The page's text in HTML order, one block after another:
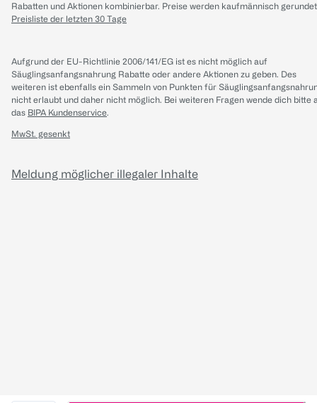
Rabatten und Aktionen kombinierbar. Preise werden kaufmännisch
Preisliste der letzten 30 Tage
Aufgrund der EU-Richtlinie 2006/141/EG ist es nicht möglich auf
Säuglingsanfangsnahrung Rabatte oder andere Aktionen zu geben. Des
weiteren ist ebenfalls ein Sammeln von Punkten für
nicht erlaubt und daher nicht möglich. Bei weiteren Fragen wende dich bitte
das BIPA Kundenservice.
MwSt. gesenkt
Meldung möglicher illegaler Inhalte